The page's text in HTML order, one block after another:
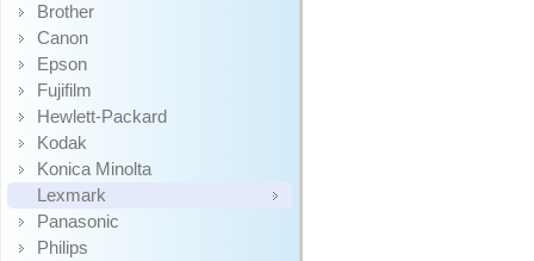
Brother
Canon
Epson
Fujifilm
Hewlett-Packard
Kodak
Konica Minolta
Lexmark
Panasonic
Philips